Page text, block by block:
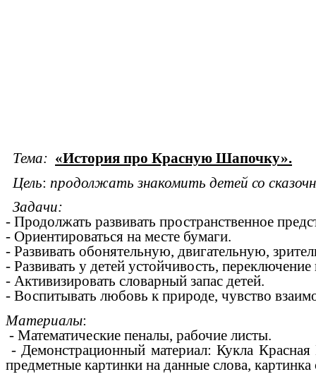
Тема: «История про Красную Шапочку».
Цель: продолжать знакомить детей со
Задачи:
- Продолжать развивать пространственное
- Ориентироваться на месте бумаги.
- Развивать обонятельную, двигательную,
- Развивать у детей устойчивость,
- Активизировать словарный запас детей.
- Воспитывать любовь к природе, чувство
Материалы:
- Математические пеналы, рабочие листы.
- Демонстрационный материал: Кукла
предметные картинки на данные слова,